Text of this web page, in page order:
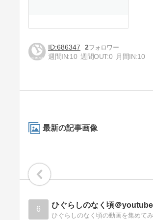
686347
2
週間IN:10 週間OUT:0 月間IN:10
最新の記事画像
6 ひぐらしのなく頃＠
ひぐらしのなく頃の動画を集めて